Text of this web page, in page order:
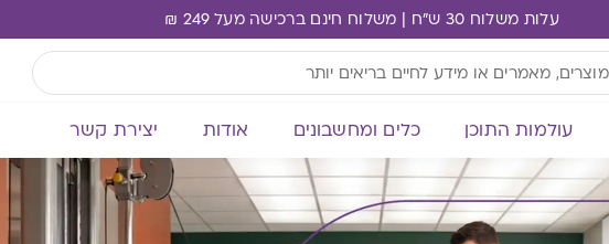
עלות משלוח 30 ש"ח | משלוח חינם ברכישה מעל 249 ₪
עולמות התוכן כלים ומחשבונים אודות יצירת קשר